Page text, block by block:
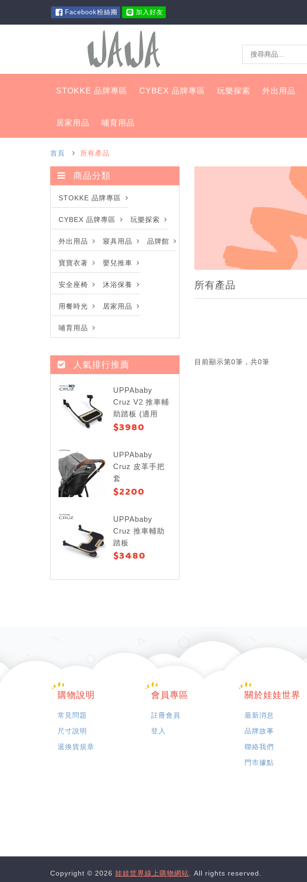
Facebook粉絲團 加入好友
STOKKE 品牌專區 CYBEX 品牌專區 玩樂探索 外出用品
居家用品 哺育用品
首頁 所有產品
商品分類
STOKKE 品牌專區
CYBEX 品牌專區 玩樂探索
外出用品 寢具用品 品牌館
寶寶衣著 嬰兒推車
安全座椅 沐浴保養
用餐時光 居家用品
哺育用品
人氣排行推薦
UPPAbaby
Cruz V2 推車輔
助踏板 (適用
Cruz V2)
$3980
UPPAbaby
Cruz 皮革手把
套
$2200
UPPAbaby
Cruz 推車輔助
踏板
$3480
所有產品
目前顯示第0筆，共0筆
購物說明
常見問題
尺寸說明
退換貨規章
會員專區
註冊會員
登入
關於娃娃世界
最新消息
品牌故事
聯絡我們
門市據點
Copyright © 2026 娃娃世界線上購物網站. All rights reserved.